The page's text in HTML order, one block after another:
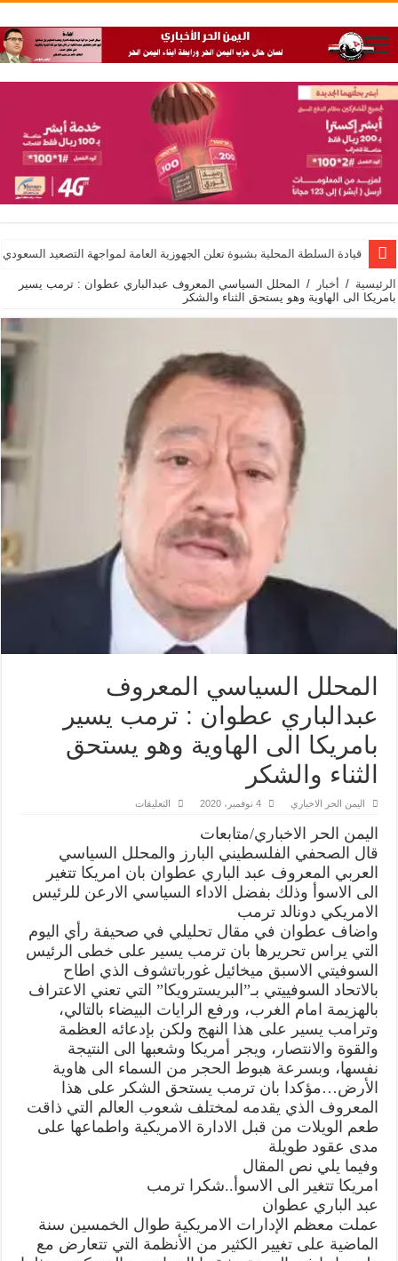
قيادة السلطة المحلية بشبوة تعلن الجهوزية العامة لمواجهة التصعيد السعودي
الرئيسية / أخبار /
المحلل السياسي المعروف عبدالباري عطوان : ترمب يسير
بامريكا الى الهاوية وهو يستحق الثناء والشكر
المحلل السياسي المعروف
عبدالباري عطوان : ترمب يسير
بامريكا الى الهاوية وهو يستحق
الثناء والشكر
اليمن الحر الاخباري 4 نوفمبر، 2020 التعليقات
عبدالباري
عطوان
:
ترمب
يسير
بامريكا
الهاوية
وهو
يستحق
الثناء
والشكر
مغلقة
اليمن الحر الاخباري/متابعات
قال الصحفي الفلسطيني البارز والمحلل السياسي
العربي المعروف عبد الباري عطوان بان امريكا تتغير
الى الاسوأ وذلك بفضل الاداء السياسي الارعن للرئيس
الامريكي دونالد ترمب
واضاف عطوان في مقال تحليلي في صحيفة رأي اليوم
التي يراس تحريرها بان ترمب يسير على خطى الرئيس
السوفيتي الاسبق ميخائيل غورباتشوف الذي اطاح
بالاتحاد السوفييتي بـ”البريسترويكا” التي تعني الاعتراف
بالهزيمة امام الغرب، ورفع الرايات البيضاء بالتالي،
وترامب يسير على هذا النهج ولكن بإدعائه العظمة
والقوة والانتصار، ويجر أمريكا وشعبها الى النتيجة
نفسها، وبسرعة هبوط الحجر من السماء الى هاوية
الأرض…مؤكدا بان ترمب يستحق الشكر على هذا
المعروف الذي يقدمه لمختلف شعوب العالم التي ذاقت
طعم الويلات من قبل الادارة الامريكية واطماعها على
مدى عقود طويلة
وفيما يلي نص المقال
امريكا تتغير الى الاسوأ..شكرا ترمب
عبد الباري عطوان
عملت معظم الإدارات الامريكية طوال الخمسين سنة
الماضية على تغيير الكثير من الأنظمة التي تتعارض مع